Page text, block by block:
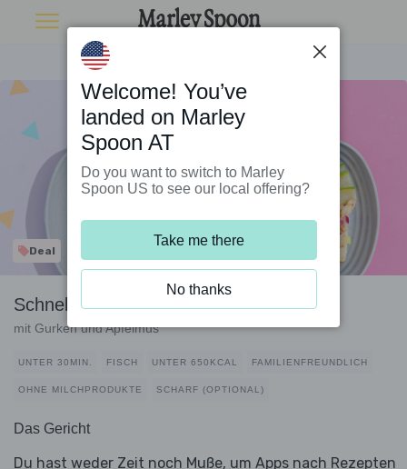
Deal
Schnelle Thunfisch-Wraps
mit Gurken und Apfelmus
UNTER 30MIN. FISCH UNTER 650KCAL FAMILIENFREUNDLICH
OHNE MILCHPRODUKTE SCHARF (OPTIONAL)
Das Gericht
Du hast weder Zeit noch Muße, um Apps nach Rezepten
Welcome! You’ve
landed on Marley
Spoon AT
Do you want to switch to Marley
Spoon US to see our local offering?
Take me there
No thanks